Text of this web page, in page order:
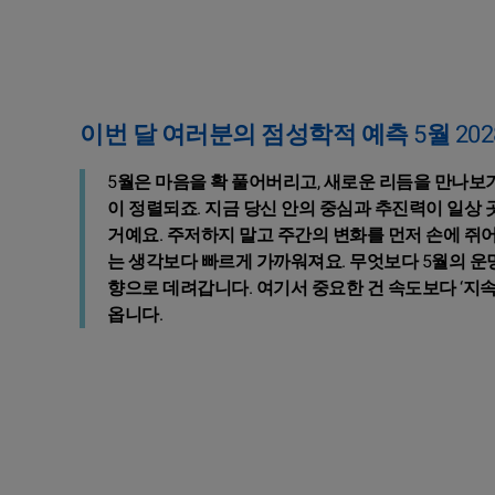
이번 달 여러분의 점성학적 예측 5월
5월은 마음을 확 풀어버리고, 새로운 리듬을 만나
이 정렬되죠. 지금 당신 안의 중심과 추진력이 일상
거예요. 주저하지 말고 주간의 변화를 먼저 손에 쥐
는 생각보다 빠르게 가까워져요. 무엇보다 5월의
향으로 데려갑니다. 여기서 중요한 건 속도보다 ‘지
옵니다.